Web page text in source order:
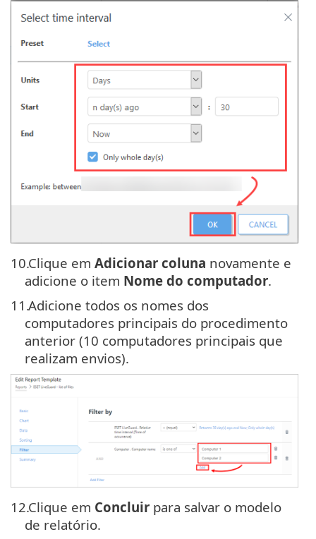
10.Clique em Adicionar coluna novamente e
adicione o item Nome do computador.
11.Adicione todos os nomes dos
computadores principais do procedimento
anterior (10 computadores principais que
realizam envios).
12.Clique em Concluir para salvar o modelo
de relatório.